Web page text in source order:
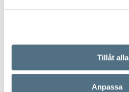
Tillåt alla
Anpassa
Ellen
Emma
Linnéa